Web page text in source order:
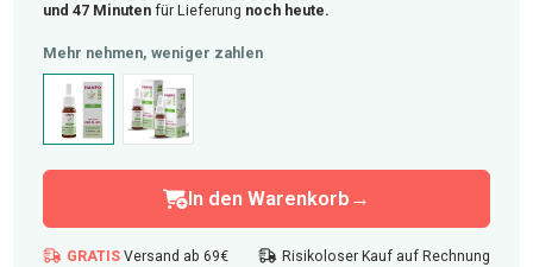
und47 Minuten für Lieferung noch heute.
Mehr nehmen, weniger zahlenauswählen
1er 2er (-25%)
Anzahl: 1
In den Warenkorb
GRATISVersand ab 69€
Risikoloser Kauf auf Rechnung